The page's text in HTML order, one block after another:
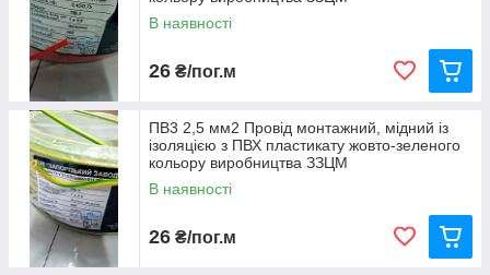
В наявності
26 ₴/пог.м
ПВ3 2,5 мм2 Провід монтажний, мідний із
ізоляцією з ПВХ пластикату жовто-зеленого
кольору виробництва ЗЗЦМ
В наявності
26 ₴/пог.м